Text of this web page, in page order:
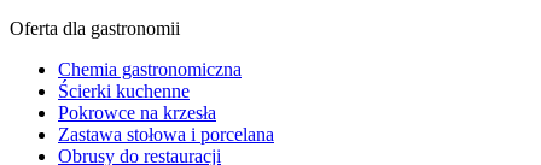
Oferta dla gastronomii
Chemia gastronomiczna
Ścierki kuchenne
Pokrowce na krzesła
Zastawa stołowa i porcelana
Obrusy do restauracji